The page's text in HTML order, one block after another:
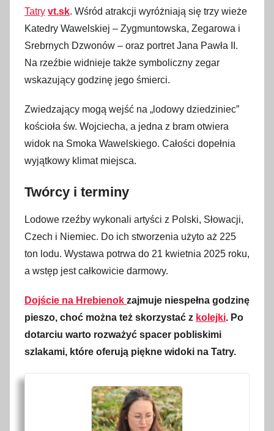
Tatry vt.sk. Wśród atrakcji wyróżniają się trzy wieże
Katedry Wawelskiej – Zygmuntowska, Zegarowa i
Srebrnych Dzwonów – oraz portret Jana Pawła II.
Na rzeźbie widnieje także symboliczny zegar
wskazujący godzinę jego śmierci.
Zwiedzający mogą wejść na „lodowy dziedziniec”
kościoła św. Wojciecha, a jedna z bram otwiera
widok na Smoka Wawelskiego. Całości dopełnia
wyjątkowy klimat miejsca.
Twórcy i terminy
Lodowe rzeźby wykonali artyści z Polski, Słowacji,
Czech i Niemiec. Do ich stworzenia użyto aż 225
ton lodu. Wystawa potrwa do 21 kwietnia 2025 roku,
a wstęp jest całkowicie darmowy.
Dojście na Hrebienok zajmuje niespełna godzinę
pieszo, choć można też skorzystać z kolejki. Po
dotarciu warto rozważyć spacer pobliskimi
szlakami, które oferują piękne widoki na Tatry.